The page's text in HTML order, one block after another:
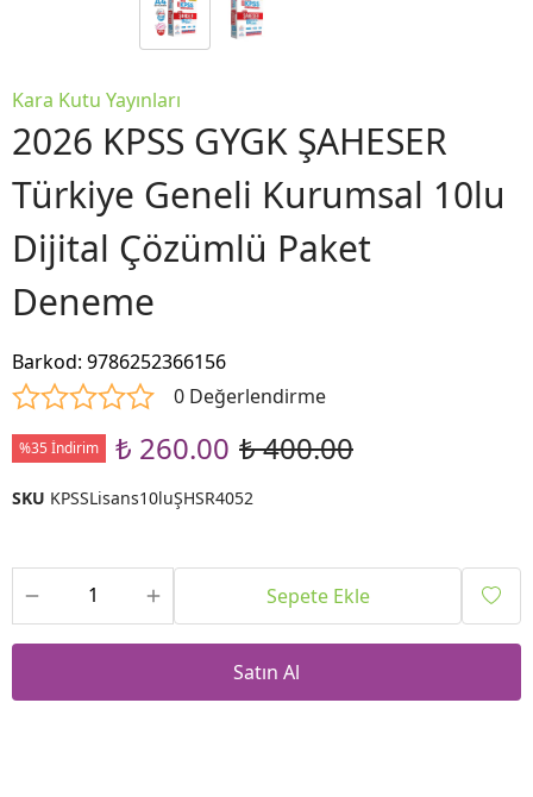
Kara Kutu Yayınları
2026 KPSS GYGK ŞAHESER
Türkiye Geneli Kurumsal 10lu
Dijital Çözümlü Paket
Deneme
Barkod: 9786252366156
0 Değerlendirme
%35 İndirim ₺ 260.00 ₺ 400.00
SKU KPSSLisans10luŞHSR4052
Sepete Ekle
Satın Al